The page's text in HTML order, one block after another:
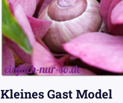
Kleines Gast Model